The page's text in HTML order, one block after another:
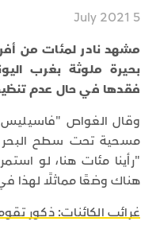
5 July 2021
مشهد نادر لمئات من
بحيرة ملوثة بغرب
فقدها في حال عدم
وقال الغواص "فاسيليس
مسحية تحت سطح البحر
"رأينا مئات هنا، لو
هناك وضعًا مماثلًا لهذا
غرائب الكائنات: ذكور